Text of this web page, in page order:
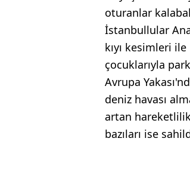
oturanlar
İstanbullular
kıyı kesimleri ile
çocuklarıyla
Avrupa
deniz havası
artan
bazıları ise